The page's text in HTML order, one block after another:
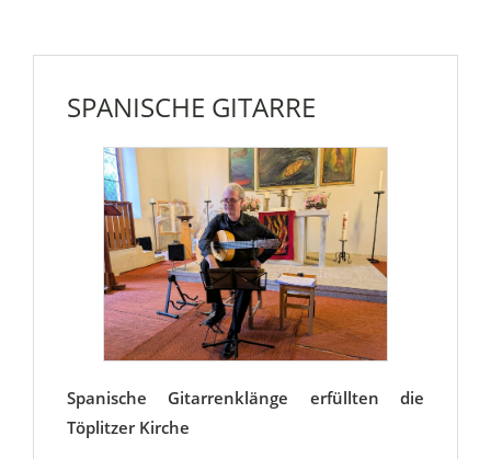
SPANISCHE GITARRE
Spanische Gitarrenklänge erfüllten die
Töplitzer Kirche